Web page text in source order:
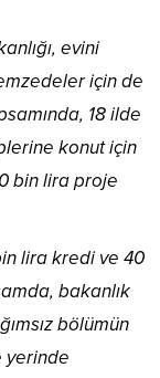
evini
için de
18 ilde
konut için
bin lira proje
lira kredi ve 40
bakanlık
bölümün
yerinde